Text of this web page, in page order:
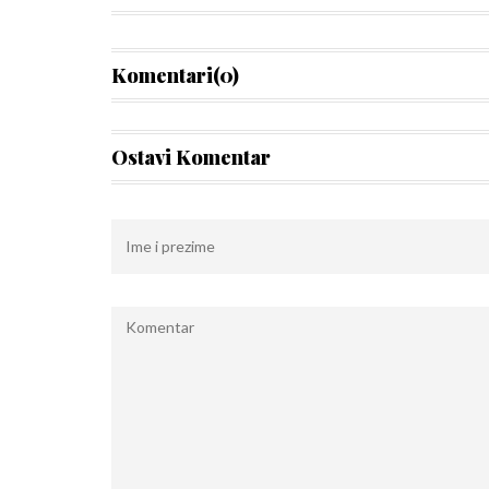
Komentari(0)
Ostavi Komentar